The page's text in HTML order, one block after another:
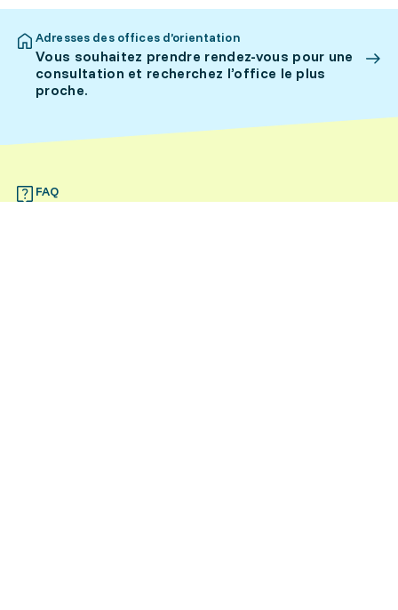
Adresses des offices d’orientation
Vous souhaitez prendre rendez-vous pour une
consultation et recherchez l’office le plus
proche.
FAQ